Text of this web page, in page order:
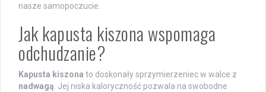
nasze samopoczucie.
Jak kapusta kiszona wspomaga
odchudzanie?
Kapusta kiszona to doskonały sprzymierzeniec w walce z
nadwagą . Jej niska kaloryczność pozwala na swobodne